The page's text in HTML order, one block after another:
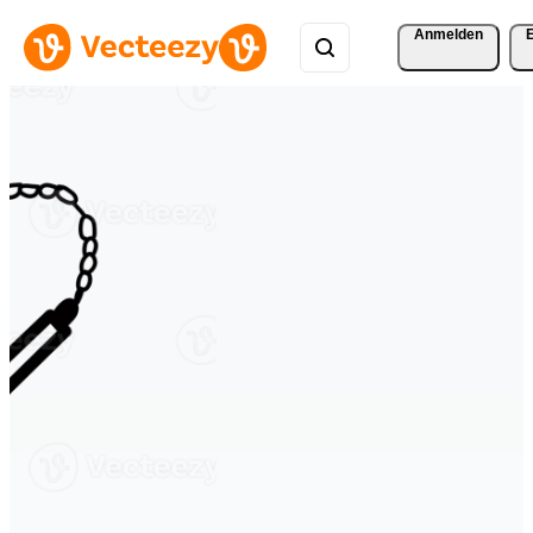
Anmelden